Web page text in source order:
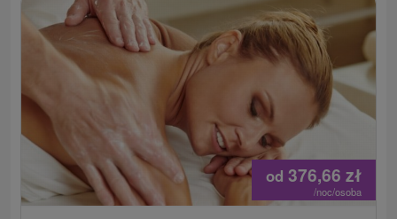
od 376,66zł
/noc/osoba